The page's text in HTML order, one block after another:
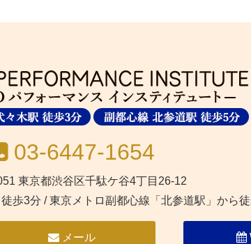
03-6447-1654
東京都渋谷区千駄ケ谷4丁目26-12
歩3分 /東京メトロ副都心線「北参道駅」から
メール